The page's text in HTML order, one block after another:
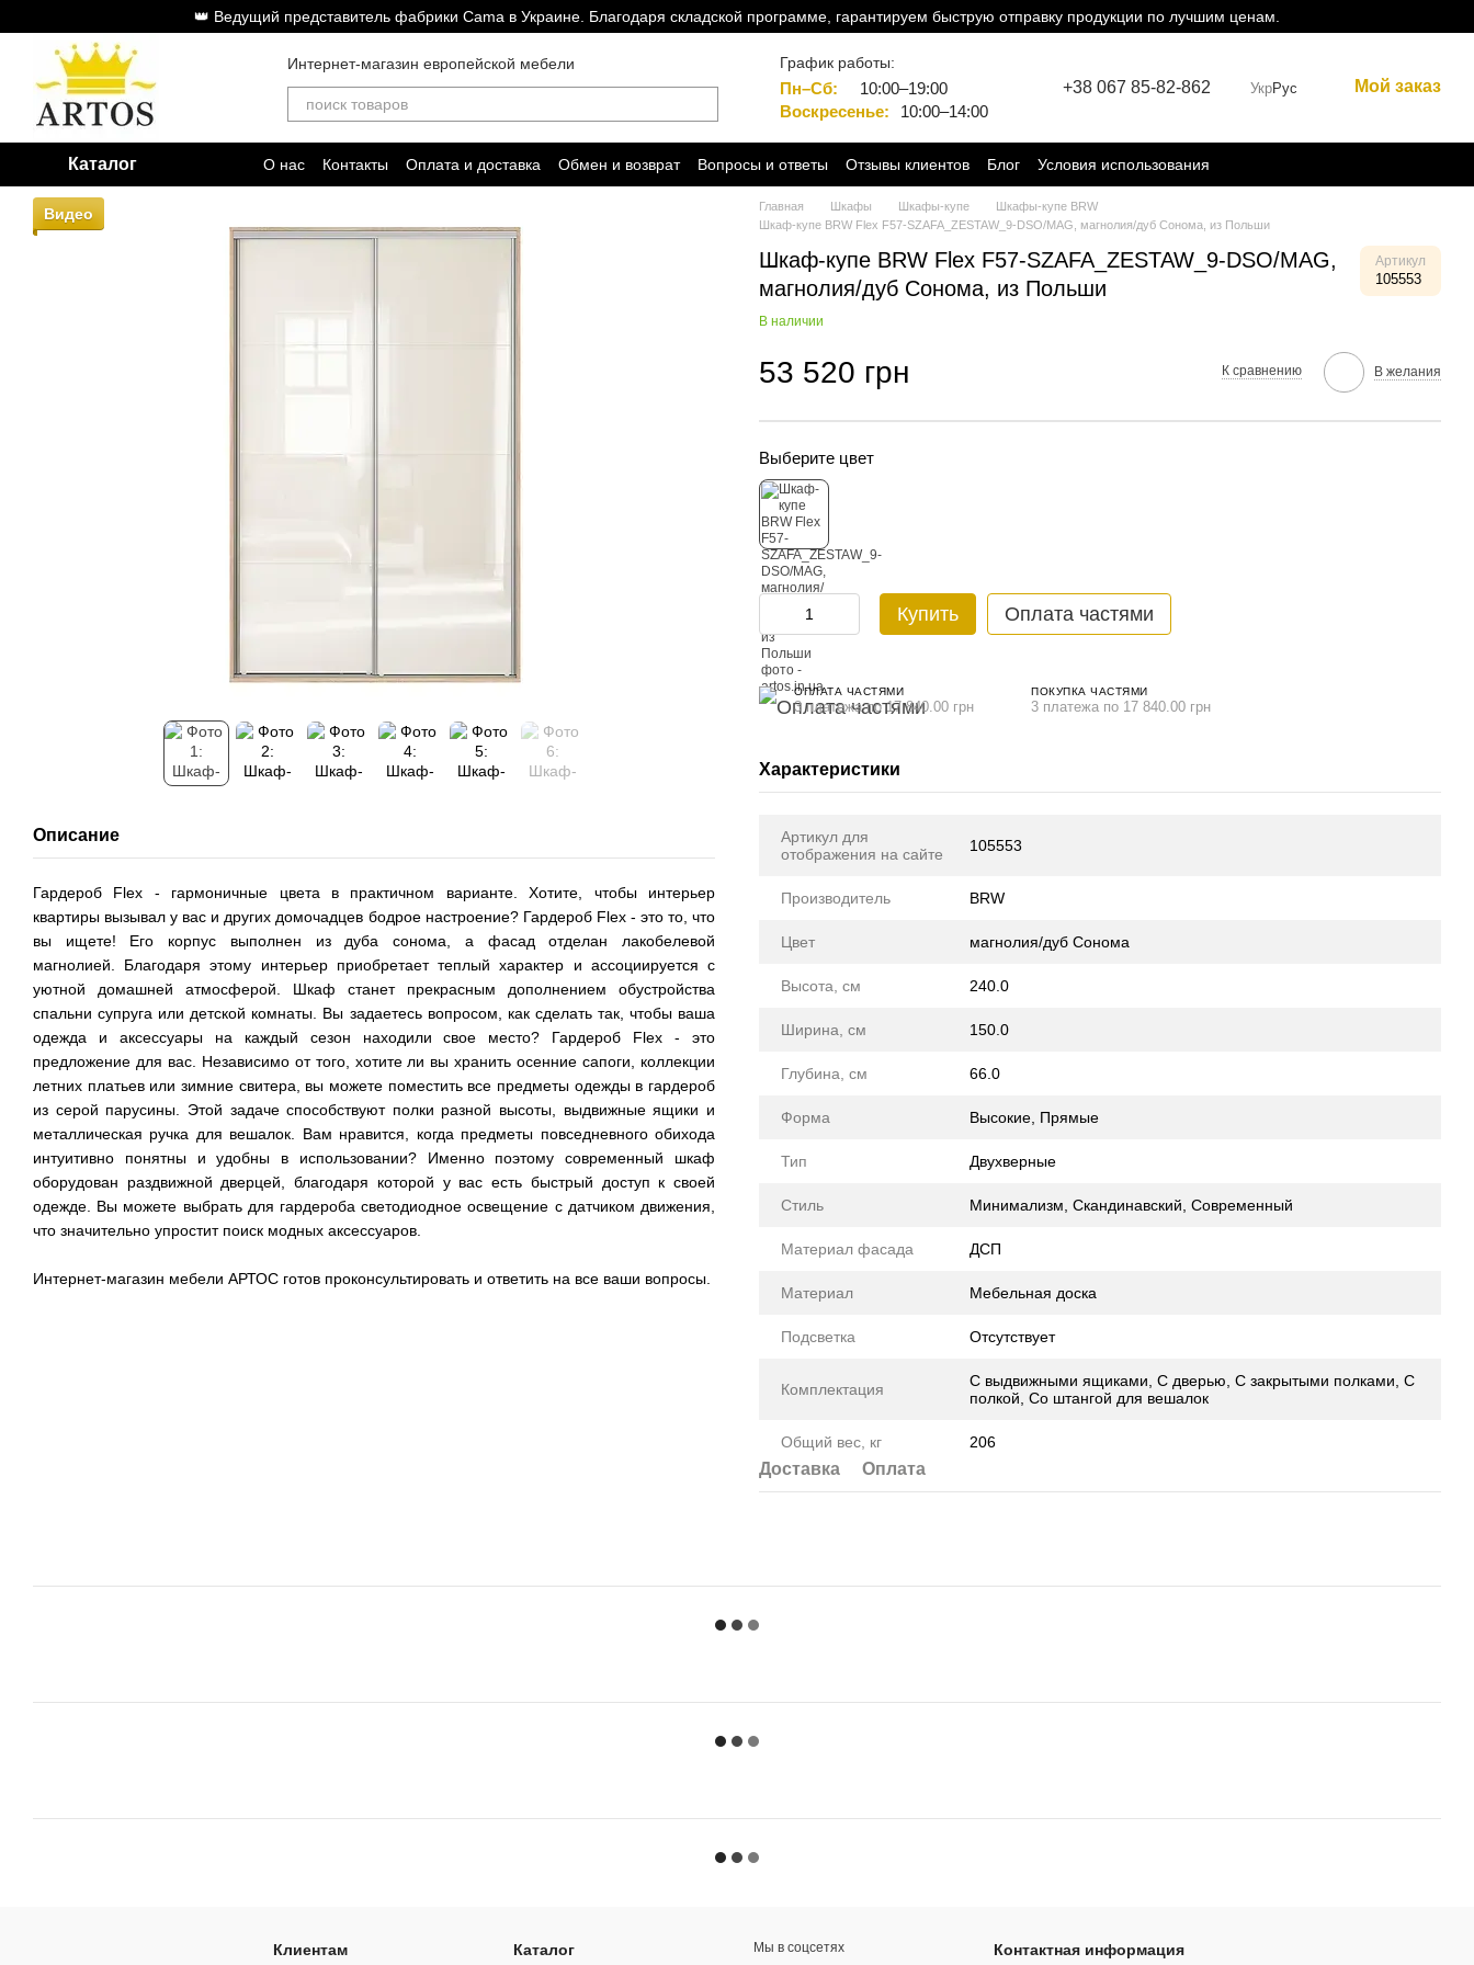
Перейти к основному контенту👑 Ведущий представитель фабрики Cama в Украине. Благодаря складской программе, гарантируем быструю отправку продукции по лучшим ценам.
Интернет-магазин европейской мебели
График работы:
Пн–Сб:
10:00–19:00
Воскресенье:
10:00–14:00
+38 067 85-82-862 УкрРус Мой заказ
Каталог О нас Контакты Оплата и доставка Обмен и возврат Вопросы и ответы Отзывы клиентов Блог Условия использования
Видео
Описание
Гардероб Flex - гармоничные цвета в практичном варианте. Хотите, чтобы интерьер
квартиры вызывал у вас и других домочадцев бодрое настроение? Гардероб Flex - это то, что
вы ищете! Его корпус выполнен из дуба сонома, а фасад отделан лакобелевой
магнолией. Благодаря этому интерьер приобретает теплый характер и ассоциируется с
уютной домашней атмосферой. Шкаф станет прекрасным дополнением обустройства
спальни супруга или детской комнаты. Вы задаетесь вопросом, как сделать так, чтобы ваша
одежда и аксессуары на каждый сезон находили свое место? Гардероб Flex - это
предложение для вас. Независимо от того, хотите ли вы хранить осенние сапоги, коллекции
летних платьев или зимние свитера, вы можете поместить все предметы одежды в гардероб
из серой парусины. Этой задаче способствуют полки разной высоты, выдвижные ящики и
металлическая ручка для вешалок. Вам нравится, когда предметы повседневного обихода
интуитивно понятны и удобны в использовании? Именно поэтому современный шкаф
оборудован раздвижной дверцей, благодаря которой у вас есть быстрый доступ к своей
одежде. Вы можете выбрать для гардероба светодиодное освещение с датчиком движения,
что значительно упростит поиск модных аксессуаров.
Интернет-магазин мебели АРТОС готов проконсультировать и ответить на все ваши вопросы.
Главная Шкафы Шкафы-купе
Шкафы-купе BRW
Шкаф-купе BRW Flex F57-SZAFA_ZESTAW_9-DSO/MAG, магнолия/дуб Сонома, из Польши
Шкаф-купе BRW Flex F57-SZAFA_ZESTAW_9-DSO/MAG,
магнолия/дуб Сонома, из Польши
Артикул
105553
В наличии
53 520 грн К сравнению В желания
Выберите цвет
Купить Оплата частями
ОПЛАТА ЧАСТЯМИ
3 платежа по 17 840.00 грн
ПОКУПКА ЧАСТЯМИ
3 платежа по 17 840.00 грн
Характеристики
Артикул для
отображения на сайте
105553
Производитель BRW
Цвет магнолия/дуб Сонома
Высота, см 240.0
Ширина, см 150.0
Глубина, см 66.0
Форма Высокие, Прямые
Тип Двухверные
Стиль Минимализм, Скандинавский, Современный
Материал фасада ДСП
Материал Мебельная доска
Подсветка Отсутствует
Комплектация
С выдвижными ящиками, С дверью, С закрытыми полками, С
полкой, Со штангой для вешалок
Общий вес, кг 206
Доставка Оплата
Клиентам Каталог Мы в соцсетях Контактная информация